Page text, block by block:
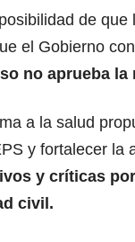
de
el Gobierno
no aprueba
a la salud
y fortalecer la
y críticas
civil.